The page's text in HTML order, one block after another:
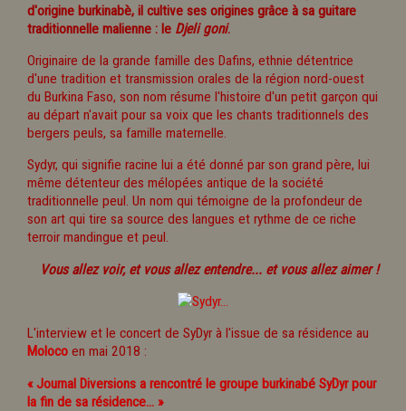
d'origine burkinabè, il cultive ses origines grâce à sa guitare
traditionnelle malienne : le Djeli goni.
Originaire de la grande famille des Dafins, ethnie détentrice
d'une tradition et transmission orales de la région nord-ouest
du Burkina Faso, son nom résume l'histoire d'un petit garçon qui
au départ n'avait pour sa voix que les chants traditionnels des
bergers peuls, sa famille maternelle.
Sydyr, qui signifie racine lui a été donné par son grand père, lui
même détenteur des mélopées antique de la société
traditionnelle peul. Un nom qui témoigne de la profondeur de
son art qui tire sa source des langues et rythme de ce riche
terroir mandingue et peul.
Vous allez voir, et vous allez entendre... et vous allez aimer !
L'interview et le concert de SyDyr à l'issue de sa résidence au
Moloco en mai 2018 :
« Journal Diversions a rencontré le groupe burkinabé SyDyr pour
la fin de sa résidence... »